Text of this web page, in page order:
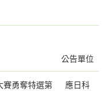
公告單位
賽勇奪特選第
應日科